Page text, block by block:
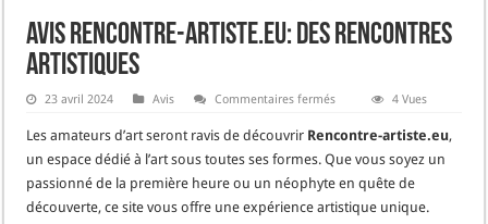
Avis Rencontre-artiste.eu: Des rencontres
artistiques
23 avril 2024 Avis Commentaires ferméssur
artiste.eu:
Des
rencontres
artistiques
4 Vues
Les amateurs d’art seront ravis de découvrir Rencontre-artiste.eu,
un espace dédié à l’art sous toutes ses formes. Que vous soyez un
passionné de la première heure ou un néophyte en quête de
découverte, ce site vous offre une expérience artistique unique.